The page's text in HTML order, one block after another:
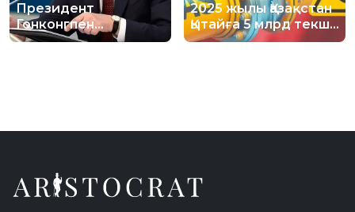
Президент
Гонконгпен
құқықтық көмек
2025 жылы Қазақстан
Қытайға 5 млрд текше
метр газ